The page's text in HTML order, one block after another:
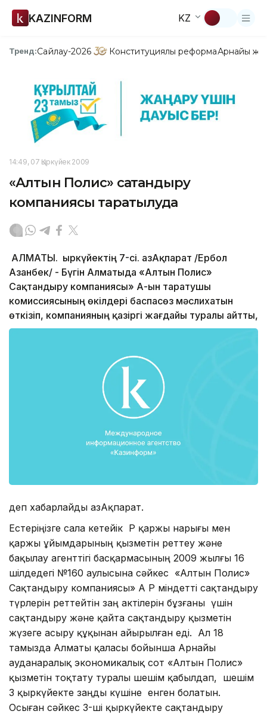
KAZINFORM KZ
Тренд:Сайлау-2026 Конституциялық реформаАрнайы
14:49, 07 Қыркүйек 2009
«Алтын Полис» сақтандыру
компаниясы таратылуда
АЛМАТЫ. Қыркүйектің 7-сі. ҚазАқпарат /Ербол
Азанбек/ - Бүгін Алматыда «Алтын Полис»
Сақтандыру компаниясы» АҚ-ын таратушы
комиссиясының өкілдері баспасөз мәслихатын
өткізіп, компанияның қазіргі жағдайы туралы айтты,
деп хабарлайды ҚазАқпарат.
Естеріңізге сала кетейік ҚР қаржы нарығы мен
қаржы ұйымдарының қызметін реттеу және
бақылау агенттігі басқармасының 2009 жылғы 16
шілдедегі №160 Қаулысына сәйкес «Алтын Полис»
Сақтандыру компаниясы» АҚ ҚР міндетті сақтандыру
түрлерін реттейтін заң актілерін бұзғаны үшін
сақтандыру және қайта сақтандыру қызметін
жүзеге асыру құқынан айырылған еді. Ал 18
тамызда Алматы қаласы бойынша Арнайы
ауданаралық экономикалық сот «Алтын Полис»
қызметін тоқтату туралы шешім қабылдап, шешім
3 қыркүйекте заңды күшіне енген болатын.
Осыған сәйкес 3-ші қыркүйекте сақтандыру